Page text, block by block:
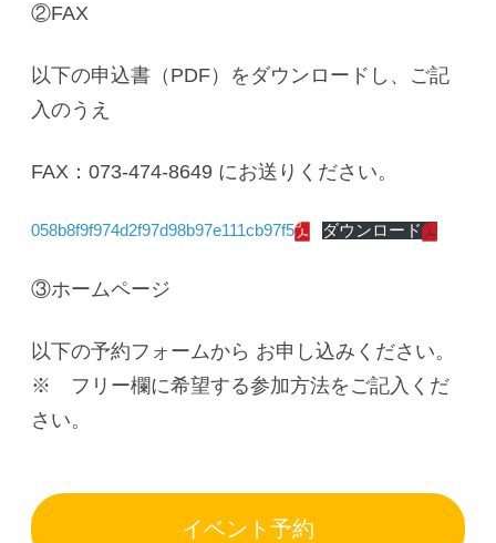
②FAX
以下の申込書（PDF）をダウンロードし、ご記
入のうえ
FAX：073-474-8649 にお送りください。
058b8f9f974d2f97d98b97e111cb97f5 ダウンロード
③ホームページ
以下の予約フォームから お申し込みください。
※ フリー欄に希望する参加方法をご記入くだ
さい。
イベント予約